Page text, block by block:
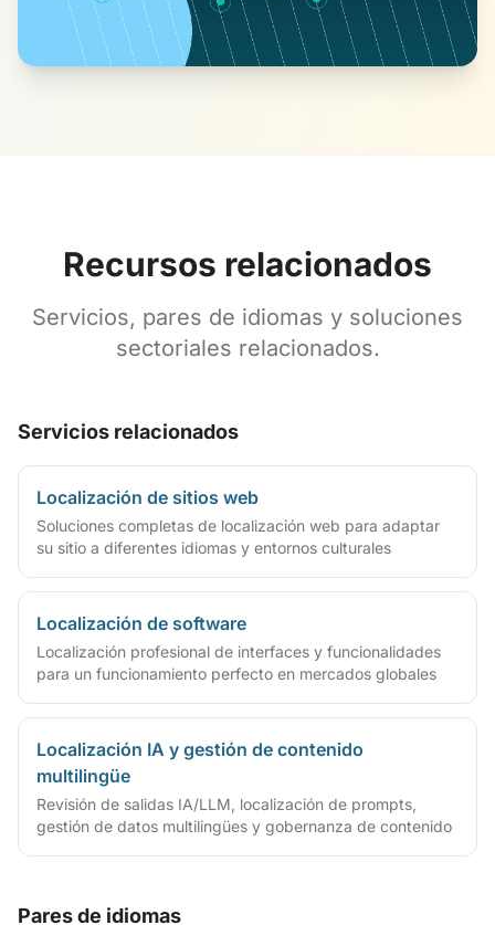
Recursos relacionados
Servicios, pares de idiomas y soluciones
sectoriales relacionados.
Servicios relacionados
Localización de sitios web
Soluciones completas de localización web para adaptar
su sitio a diferentes idiomas y entornos culturales
Localización de software
Localización profesional de interfaces y funcionalidades
para un funcionamiento perfecto en mercados globales
Localización IA y gestión de contenido
multilingüe
Revisión de salidas IA/LLM, localización de prompts,
gestión de datos multilingües y gobernanza de contenido
Pares de idiomas